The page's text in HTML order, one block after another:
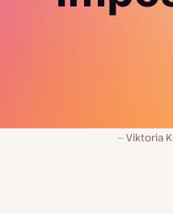
Viktoria